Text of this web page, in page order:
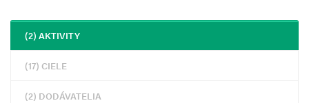
(2) AKTIVITY
(17) CIELE
(2) DODÁVATELIA